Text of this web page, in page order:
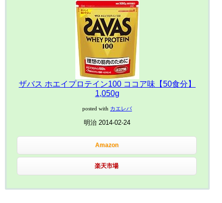
ザバス ホエイプロテイン100 ココア味【50食分】
1,050g
posted with カエレバ
明治 2014-02-24
Amazon
楽天市場